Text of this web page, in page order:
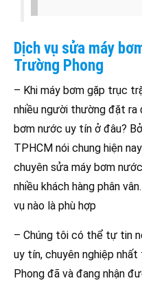
Dịch vụ sửa máy
Trường Phong
– Khi máy bơm gặp trục
nhiều người thường đặt
bơm nước uy tín ở đâu?
TPHCM nói chung hiện
chuyên sửa máy bơm
nhiều khách hàng phân
vụ nào là phù hợp
– Chúng tôi có thể tự tin
uy tín, chuyên nghiệp
Phong đã và đang nhận